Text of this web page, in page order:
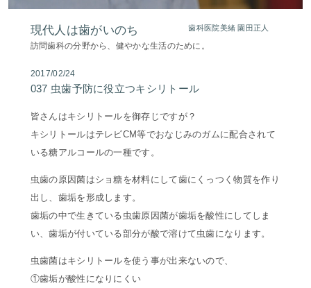
現代人は歯がいのち 歯科医院美緒 園田正人
訪問歯科の分野から、健やかな生活のために。
2017/02/24
037 虫歯予防に役立つキシリトール
皆さんはキシリトールを御存じですが？
キシリトールはテレビCM等でおなじみのガムに配合されて
いる糖アルコールの一種です。
虫歯の原因菌はショ糖を材料にして歯にくっつく物質を作り
出し、歯垢を形成します。
歯垢の中で生きている虫歯原因菌が歯垢を酸性にしてしま
い、歯垢が付いている部分が酸で溶けて虫歯になります。
虫歯菌はキシリトールを使う事が出来ないので、
①歯垢が酸性になりにくい